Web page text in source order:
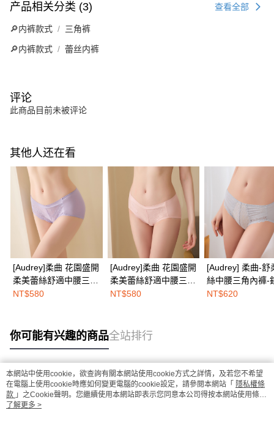
产品相关分类 (3) 查看全部
🔎内裤款式 三角裤
🔎内裤款式 蕾丝内裤
评论
此商品目前未被评论
其他人还在看
[Audrey]柔曲 花園盛開
柔美蕾絲舒適中腰三角
內褲-淺紫藤
NT$580
[Audrey]柔曲 花園盛開
柔美蕾絲舒適中腰三角
內褲-玫瑰粉
NT$580
[Audrey] 柔曲-舒
絲中腰三角內褲-
灰
NT$620
你可能有兴趣的商品全站排行
热门标签
本網站中使用cookie，欲查詢有關本網站使用cookie方式之詳情，及若您不希望
在電腦上使用cookie時應如何變更電腦的cookie設定，請參閱本網站「 隱私權條
款 」之Cookie聲明。您繼續使用本網站即表示您同意本公司得按本網站使用條款
之Cookie聲明使用cookie。
了解更多 >